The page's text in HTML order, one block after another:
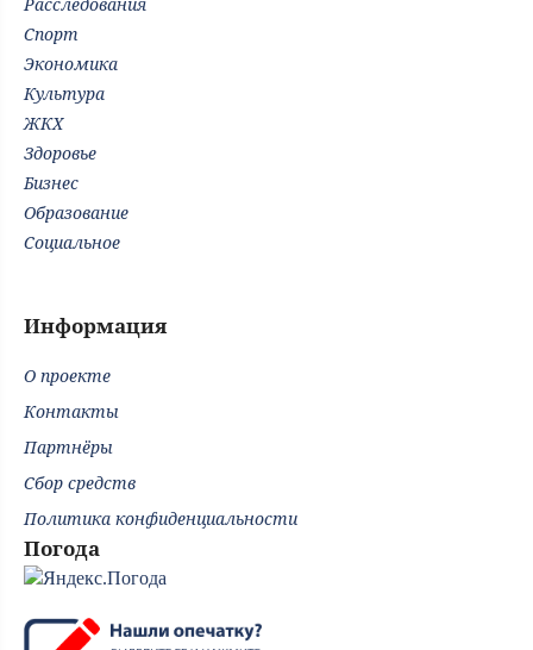
Расследования
Спорт
Экономика
Культура
ЖКХ
Здоровье
Бизнес
Образование
Социальное
Информация
О проекте
Контакты
Партнёры
Сбор средств
Политика конфиденциальности
Погода